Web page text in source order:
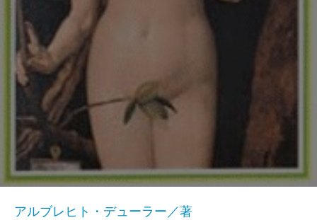
アルブレヒト・デューラー／著